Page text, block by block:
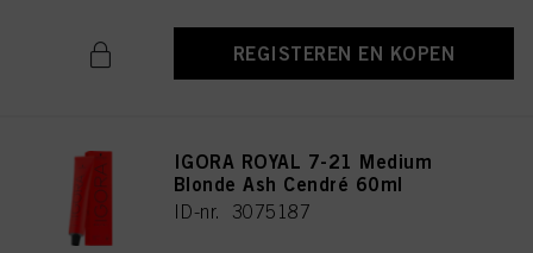
REGISTEREN EN KOPEN
IGORA ROYAL 7-21 Medium
Blonde Ash Cendré 60ml
ID-nr. 3075187